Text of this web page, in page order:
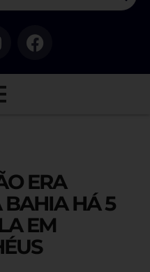
ERA
BAHIA HÁ 5
EM